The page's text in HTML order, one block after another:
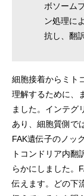
ボソーム
ン処理に
抗し、翻
細胞接着からミト
理解するために、
ました。インテグ
あり、細胞質側で
FAK遺伝子のノッ
トコンドリア内翻
らかにしました。
伝えます。どの下